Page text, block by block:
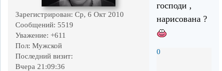
Зарегистрирован: Ср, 6 Окт 2010
Сообщений: 5519
Уважение: +611
Пол: Мужской
Последний визит:
Вчера 21:09:36
господи ,
нарисована ?
0